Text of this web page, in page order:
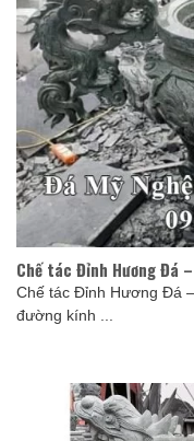
Chế tác Đỉnh Hương Đá
Chế tác Đỉnh Hương Đá
đường kính ...